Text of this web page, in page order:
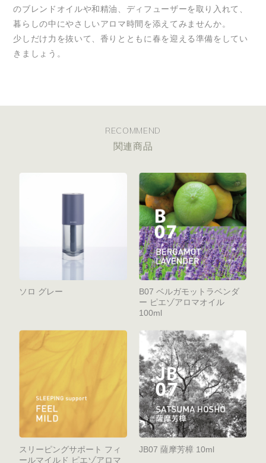
のブレンドオイルや和精油、ディフューザーを取り入れて、
暮らしの中にやさしいアロマ時間を添えてみませんか。
少しだけ力を抜いて、香りとともに春を迎える準備をしてい
きましょう。
RECOMMEND
関連商品
ソロ グレー
B07 ベルガモットラベンダ
ー ピエゾアロマオイル
100ml
スリーピングサポート フィ
ールマイルド ピエゾアロマ
JB07 薩摩芳樟 10ml